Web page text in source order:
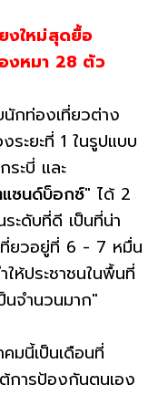
งใหม่สุดยื้อ
งหมา 28 ตัว
กท่องเที่ยวต่าง
ระยะที่ 1 ในรูปแบบ
ะบี่ และ
ซนด์บ็อกซ์" ได้ 2
ระดับที่ดี เป็นที่น่า
ยวอยู่ที่ 6 - 7 หมื่น
ห้ประชาชนในพื้นที่
นจำนวนมาก"
มนี้เป็นเดือนที่
การป้องกันตนเอง